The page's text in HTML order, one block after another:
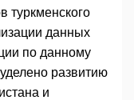
туркменского
данных
по данному
развитию
и